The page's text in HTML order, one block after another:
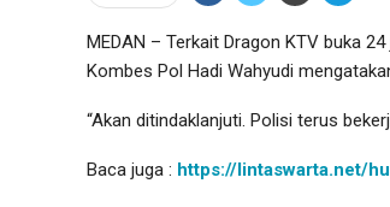
MEDAN – Terkait Dragon KTV buka
Kombes Pol Hadi Wahyudi
“Akan ditindaklanjuti. Polisi terus
Baca juga : https://lintaswarta.net/